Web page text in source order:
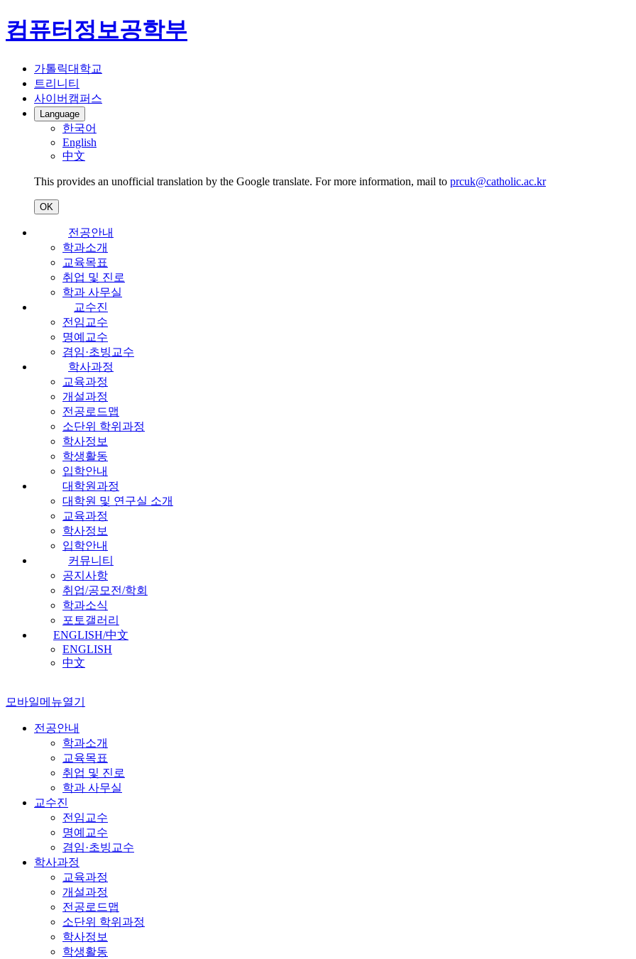
컴퓨터정보공학부
가톨릭대학교
트리니티
사이버캠퍼스
Language
한국어
English
中文
This provides an unofficial translation by the Google translate. For more information, mail to prcuk@catholic.ac.kr
OK
전공안내
학과소개
교육목표
취업 및 진로
학과 사무실
교수진
전임교수
명예교수
겸임·초빙교수
학사과정
교육과정
개설과정
전공로드맵
소단위 학위과정
학사정보
학생활동
입학안내
대학원과정
대학원 및 연구실 소개
교육과정
학사정보
입학안내
커뮤니티
공지사항
취업/공모전/학회
학과소식
포토갤러리
ENGLISH/中文
ENGLISH
中文
모바일메뉴열기
전공안내
학과소개
교육목표
취업 및 진로
학과 사무실
교수진
전임교수
명예교수
겸임·초빙교수
학사과정
교육과정
개설과정
전공로드맵
소단위 학위과정
학사정보
학생활동